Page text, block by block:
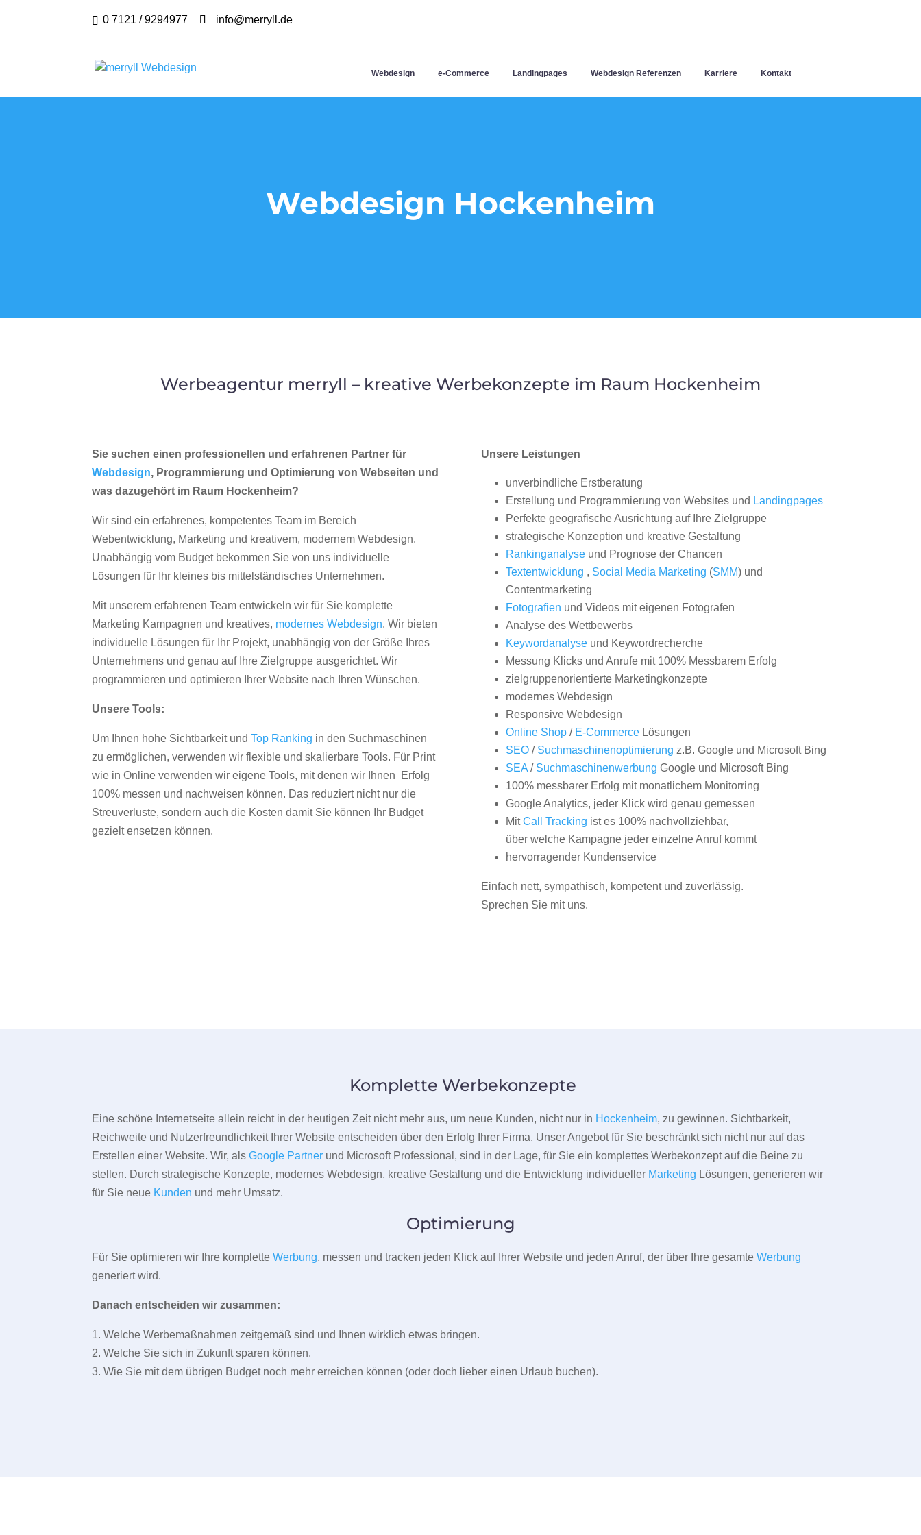
0 7121 / 9294977 info@merryll.de
Webdesign e-Commerce Landingpages Webdesign Referenzen Karriere Kontakt
Webdesign Hockenheim
Werbeagentur merryll – kreative Werbekonzepte im Raum Hockenheim
Sie suchen einen professionellen und erfahrenen Partner für
Webdesign, Programmierung und Optimierung von Webseiten und
was dazugehört im Raum Hockenheim?
Wir sind ein erfahrenes, kompetentes Team im Bereich
Webentwicklung, Marketing und kreativem, modernem Webdesign.
Unabhängig vom Budget bekommen Sie von uns individuelle
Lösungen für Ihr kleines bis mittelständisches Unternehmen.
Mit unserem erfahrenen Team entwickeln wir für Sie komplette
Marketing Kampagnen und kreatives, modernes Webdesign. Wir bieten
individuelle Lösungen für Ihr Projekt, unabhängig von der Größe Ihres
Unternehmens und genau auf Ihre Zielgruppe ausgerichtet. Wir
programmieren und optimieren Ihrer Website nach Ihren Wünschen.
Unsere Tools:
Um Ihnen hohe Sichtbarkeit undTop Ranking in den Suchmaschinen
zu ermöglichen, verwenden wir flexible und skalierbare Tools. Für Print
wie in Online verwenden wir eigene Tools, mit denen wir Ihnen Erfolg
100% messen und nachweisen können. Das reduziert nicht nur die
Streuverluste, sondern auch die Kosten damit Sie können Ihr Budget
gezielt ensetzen können.
Unsere Leistungen
unverbindliche Erstberatung
Erstellung und Programmierung von Websites und Landingpages
Perfekte geografische Ausrichtung auf Ihre Zielgruppe
strategische Konzeption und kreative Gestaltung
Rankinganalyseund Prognose der Chancen
Textentwicklung , Social Media Marketing (SMM) und
Contentmarketing
Fotografien und Videos mit eigenen Fotografen
Analyse des Wettbewerbs
Keywordanalyseund Keywordrecherche
Messung Klicks und Anrufe mit 100% Messbarem Erfolg
zielgruppenorientierte Marketingkonzepte
modernes Webdesign
Responsive Webdesign
Online Shop/ E-CommerceLösungen
SEO/ Suchmaschinenoptimierung z.B. Google und Microsoft Bing
SEA/ Suchmaschinenwerbung Google und Microsoft Bing
100% messbarer Erfolg mit monatlichem Monitorring
Google Analytics, jeder Klick wird genau gemessen
MitCall Tracking ist es 100% nachvollziehbar,
über welche Kampagne jeder einzelne Anruf kommt
hervorragender Kundenservice
Einfach nett, sympathisch, kompetent und zuverlässig.
Sprechen Sie mit uns.
Komplette Werbekonzepte
Eine schöne Internetseite allein reicht in der heutigen Zeit nicht mehr aus, um neue Kunden, nicht nur in Hockenheim, zu gewinnen. Sichtbarkeit,
Reichweite und Nutzerfreundlichkeit Ihrer Website entscheiden über den Erfolg Ihrer Firma. Unser Angebot für Sie beschränkt sich nicht nur auf das
Erstellen einer Website. Wir, alsGoogle Partner und Microsoft Professional, sind in der Lage, für Sie ein komplettes Werbekonzept auf die Beine zu
stellen. Durch strategische Konzepte, modernes Webdesign, kreative Gestaltung und die Entwicklung individueller Marketing Lösungen, generieren wir
für Sie neue Kunden und mehr Umsatz.
Optimierung
Für Sie optimieren wir Ihre kompletteWerbung, messen und tracken jeden Klick auf Ihrer Website und jeden Anruf, der über Ihre gesamteWerbung
generiert wird.
Danach entscheiden wir zusammen:
1. Welche Werbemaßnahmen zeitgemäß sind und Ihnen wirklich etwas bringen.
2. Welche Sie sich in Zukunft sparen können.
3. Wie Sie mit dem übrigen Budget noch mehr erreichen können (oder doch lieber einen Urlaub buchen).